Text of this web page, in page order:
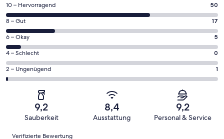
50
von
insgesamt
73
Gästebewertungen
haben
eine
Bewertung
Hervorragend
10 – Hervorragend 50
17
von
insgesamt
73
Gästebewertungen
haben
Bewertung
8 – Gut 17
5
von
insgesamt
73
Gästebewertungen
Bewertung
6 – Okay 5
0
von
insgesamt
Gästebewertungen
4 – Schlecht 0
1
von
insgesamt
Gästebewertungen
haben
eine
2 – Ungenügend 1
9,2
Sauberkeit
8,4
Ausstattung
9,2
Personal & Service
Bewertungen
Verifizierte Bewertung